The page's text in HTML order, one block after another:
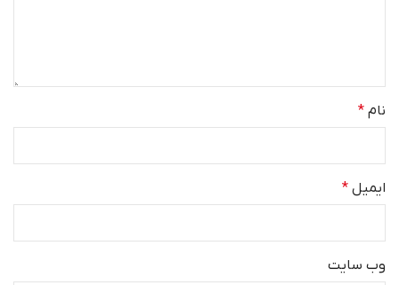
نام *
ایمیل *
وب‌ سایت